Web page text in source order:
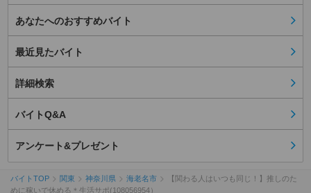
あなたへのおすすめバイト
最近見たバイト
詳細検索
バイトQ&A
アンケート&プレゼント
バイトTOP 関東 神奈川県 海老名市
【関わる人はいつも同じ！】推しのた
めに稼いで休める＊生活サポ(108056954）